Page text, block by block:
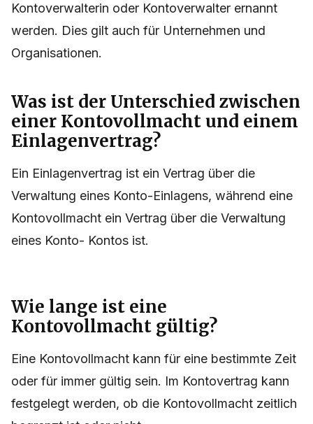
Kontoverwalterin oder Kontoverwalter ernannt
werden. Dies gilt auch für Unternehmen und
Organisationen.
Was ist der Unterschied zwischen
einer Kontovollmacht und einem
Einlagenvertrag?
Ein Einlagenvertrag ist ein Vertrag über die
Verwaltung eines Konto-Einlagens, während eine
Kontovollmacht ein Vertrag über die Verwaltung
eines Konto- Kontos ist.
Wie lange ist eine
Kontovollmacht gültig?
Eine Kontovollmacht kann für eine bestimmte Zeit
oder für immer gültig sein. Im Kontovertrag kann
festgelegt werden, ob die Kontovollmacht zeitlich